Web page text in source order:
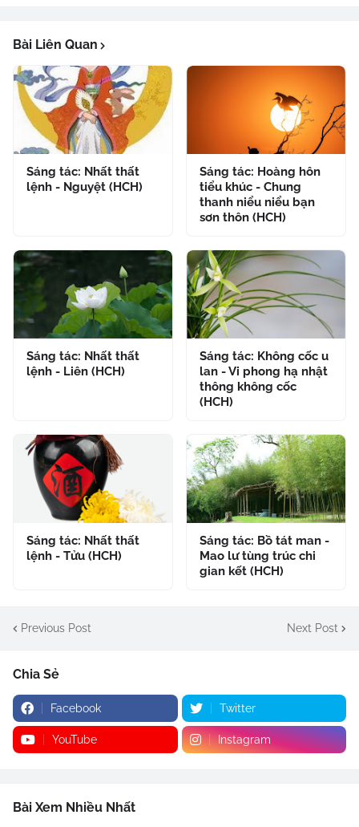
Bài Liên Quan
Sáng tác: Nhất thất
lệnh - Nguyệt (HCH)
Sáng tác: Hoàng hôn
tiểu khúc - Chung
thanh niểu niểu bạn
sơn thôn (HCH)
Sáng tác: Nhất thất
lệnh - Liên (HCH)
Sáng tác: Không cốc u
lan - Vi phong hạ nhật
thông không cốc
(HCH)
Sáng tác: Nhất thất
lệnh - Tửu (HCH)
Sáng tác: Bồ tát man -
Mao lư tùng trúc chi
gian kết (HCH)
Previous Post Next Post
Chia Sẻ
Facebook Twitter
YouTube Instagram
Bài Xem Nhiều Nhất